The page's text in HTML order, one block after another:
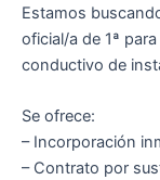
Estamos
oficial/a de 1ª
conductivo de
Se ofrece:
– Incorporación
– Contrato por